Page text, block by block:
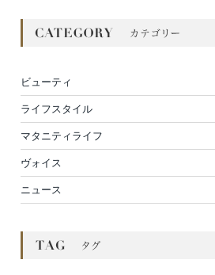
ビューティ
ライフスタイル
マタニティライフ
ヴォイス
ニュース